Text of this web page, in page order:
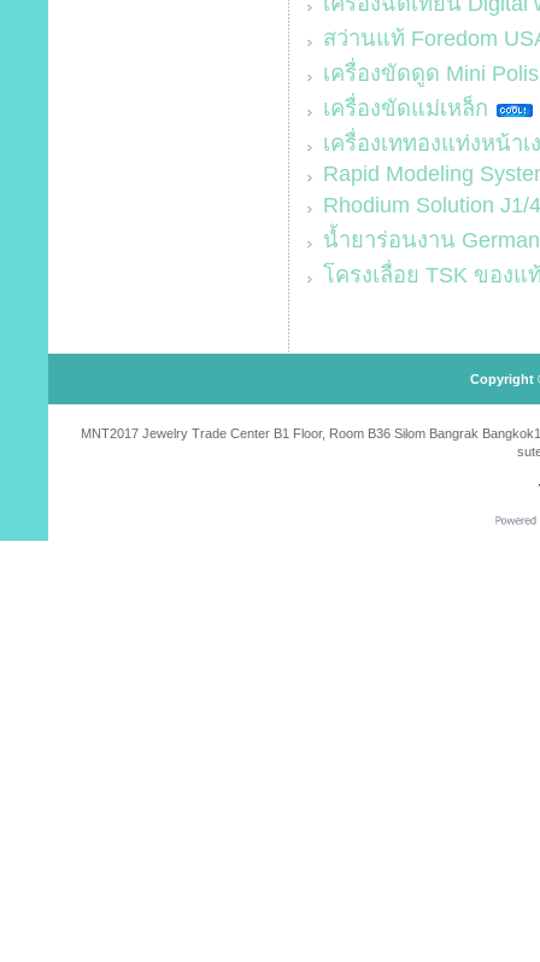
สว่านแท้ Foredom
เครื่องขัดดูด Mini
เครื่องขัดแม่เหล็ก
เครื่องเททองแท่งหน้า
Rapid Modeling
Rhodium Solution J1/
น้ำยาร่อนงาน
โครงเลื่อย TSK ของแ
Copyright
MNT2017 Jewelry Trade Center B1 Floor, Room B36 Silom Bangrak